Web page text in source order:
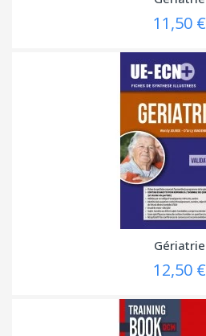
11,50 €
Gériatrie
12,50 €